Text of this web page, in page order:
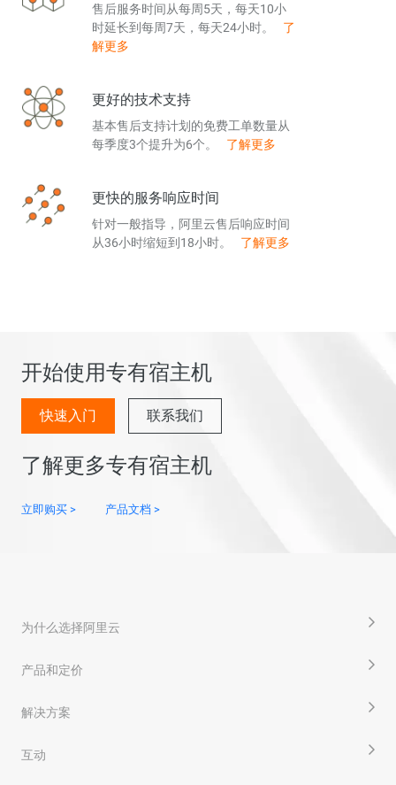
售后服务时间从每周5天，每天10小
时延长到每周7天，每天24小时。
了
解更多
更好的技术支持
基本售后支持计划的免费工单数量从
每季度3个提升为6个。
了解更多
更快的服务响应时间
针对一般指导，阿里云售后响应时间
从36小时缩短到18小时。
了解更多
开始使用专有宿主机
快速入门 联系我们
了解更多专有宿主机
立即购买 > 产品文档 >
为什么选择阿里云
产品和定价
解决方案
互动